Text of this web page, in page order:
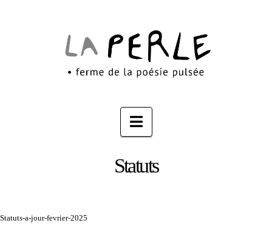
Navigation
Statuts
Statuts-a-jour-fevrier-2025